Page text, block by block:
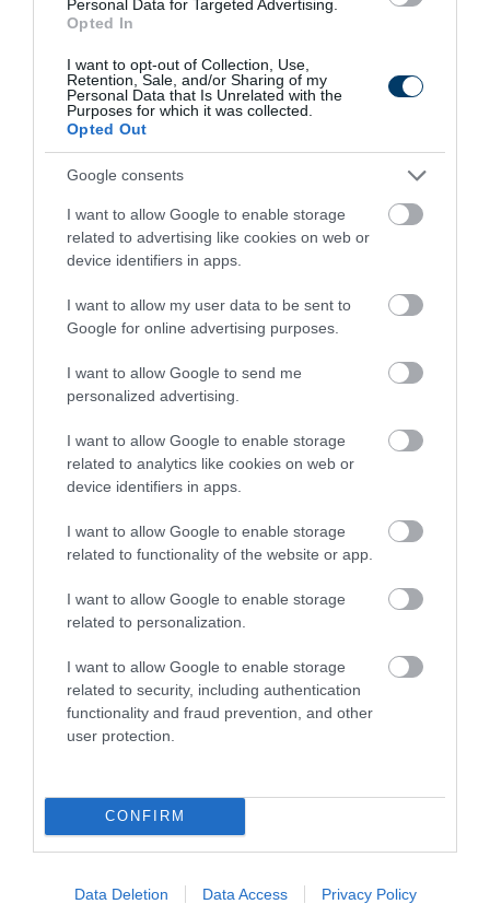
Personal Data for Targeted Advertising.
Opted In
I want to opt-out of Collection, Use,
Retention, Sale, and/or Sharing of my
Personal Data that Is Unrelated with the
Purposes for which it was collected.
Opted Out
Google consents
I want to allow Google to enable storage
related to advertising like cookies on web or
device identifiers in apps.
I want to allow my user data to be sent to
Google for online advertising purposes.
I want to allow Google to send me
personalized advertising.
I want to allow Google to enable storage
related to analytics like cookies on web or
device identifiers in apps.
I want to allow Google to enable storage
related to functionality of the website or app.
I want to allow Google to enable storage
related to personalization.
I want to allow Google to enable storage
related to security, including authentication
functionality and fraud prevention, and other
user protection.
CONFIRM
Data Deletion Data Access Privacy Policy
Die Instantly
184 167 195
Kép és a videó forrása: https://www.youtube.com/watch?
v=T1mEtZTQixo
Legnépszerűbb
Kiszárad Magyarország: a talajban dőlhet el a
35 éve generációkat hoz össze a Művészetek
Völgye – megvan a 2027-es időpont és a bérletár
sem tűnik lemondásnak